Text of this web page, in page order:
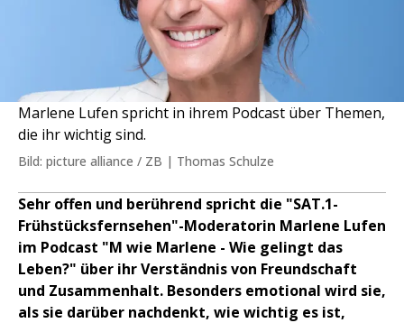
Marlene Lufen spricht in ihrem Podcast über Themen,
die ihr wichtig sind.
Bild: picture alliance / ZB | Thomas Schulze
Sehr offen und berührend spricht die "SAT.1-
Frühstücksfernsehen"-Moderatorin Marlene Lufen
im Podcast "M wie Marlene - Wie gelingt das
Leben?" über ihr Verständnis von Freundschaft
und Zusammenhalt. Besonders emotional wird sie,
als sie darüber nachdenkt, wie wichtig es ist,